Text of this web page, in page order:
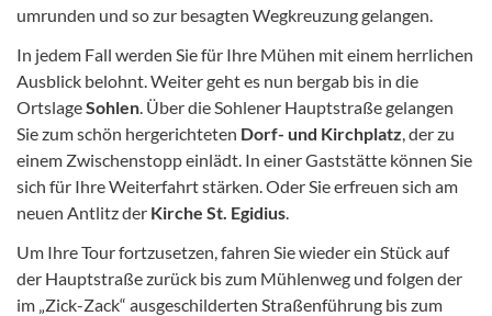
umrunden und so zur besagten Wegkreuzung gelangen.
In jedem Fall werden Sie für Ihre Mühen mit einem herrlichen
Ausblick belohnt. Weiter geht es nun bergab bis in die
OrtslageSohlen . Über die Sohlener Hauptstraße gelangen
Sie zum schön hergerichteten Dorf- und Kirchplatz , der zu
einem Zwischenstopp einlädt. In einer Gaststätte können Sie
sich für Ihre Weiterfahrt stärken. Oder Sie erfreuen sich am
neuen Antlitz der Kirche St. Egidius
Um Ihre Tour fortzusetzen, fahren Sie wieder ein Stück auf
der Hauptstraße zurück bis zum Mühlenweg und folgen der
im „Zick-Zack“ ausgeschilderten Straßenführung bis zum